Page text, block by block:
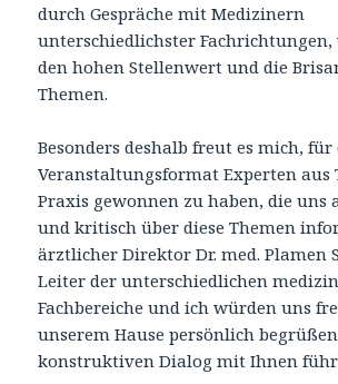
durch Gespräche mit Medizinern
unterschiedlichster
den hohen Stellenwert und die
Themen.
Besonders deshalb freut es mich, für
Veranstaltungsformat Experten aus
Praxis gewonnen zu haben, die uns
und kritisch über diese Themen
ärztlicher Direktor Dr. med. Plamen
Leiter der unterschiedlichen
Fachbereiche und ich würden uns
unserem Hause persönlich
konstruktiven Dialog mit Ihnen